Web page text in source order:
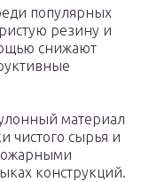
популярных
резину и
снижают
материал
чистого сырья и
конструкций.